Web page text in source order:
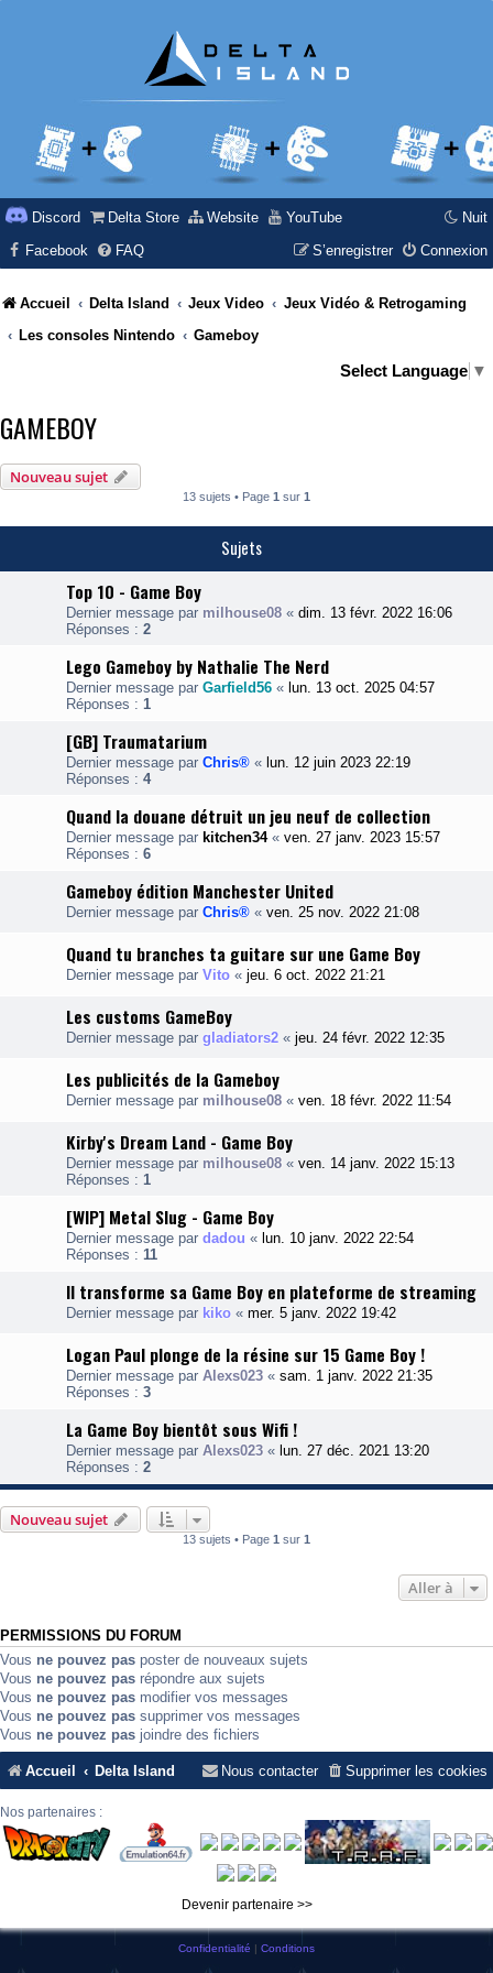
Nuit
Discord Delta Store Website
YouTube
Facebook
FAQ Connexion
S’enregistrer
Accueil Delta Island Jeux Video
Jeux Vidéo & Retrogaming
Les consoles Nintendo
Gameboy
Select Language ▼
GAMEBOY
Nouveau sujet
13 sujets • Page 1 sur 1
Sujets
Top 10 - Game Boy
Dernier message par milhouse08 « dim. 13 févr. 2022 16:06
Réponses : 2
Lego Gameboy by Nathalie The Nerd
Dernier message par Garfield56 « lun. 13 oct. 2025 04:57
Réponses : 1
[GB] Traumatarium
Dernier message par Chris® « lun. 12 juin 2023 22:19
Réponses : 4
Quand la douane détruit un jeu neuf de collection
Dernier message par kitchen34« ven. 27 janv. 2023 15:57
Réponses : 6
Gameboy édition Manchester United
Dernier message par Chris® « ven. 25 nov. 2022 21:08
Quand tu branches ta guitare sur une Game Boy
Dernier message par Vito « jeu. 6 oct. 2022 21:21
Les customs GameBoy
Dernier message par gladiators2 « jeu. 24 févr. 2022 12:35
Les publicités de la Gameboy
Dernier message par milhouse08 « ven. 18 févr. 2022 11:54
Kirby's Dream Land - Game Boy
Dernier message par milhouse08 « ven. 14 janv. 2022 15:13
Réponses : 1
[WIP] Metal Slug - Game Boy
Dernier message par dadou « lun. 10 janv. 2022 22:54
Réponses : 11
Il transforme sa Game Boy en plateforme de streaming
Dernier message par kiko « mer. 5 janv. 2022 19:42
Logan Paul plonge de la résine sur 15 Game Boy !
Dernier message par Alexs023 « sam. 1 janv. 2022 21:35
Réponses : 3
La Game Boy bientôt sous Wifi !
Dernier message par Alexs023 « lun. 27 déc. 2021 13:20
Réponses : 2
Nouveau sujet
13 sujets • Page 1 sur 1
Aller à
PERMISSIONS DU FORUM
Vous ne pouvez pas poster de nouveaux sujets
Vous ne pouvez pas répondre aux sujets
Vous ne pouvez pas modifier vos messages
Vous ne pouvez pas supprimer vos messages
Vous ne pouvez pas joindre des fichiers
Accueil Delta Island Supprimer les cookies
Nous contacter
Nos partenaires :
Devenir partenaire >>
Confidentialité | Conditions